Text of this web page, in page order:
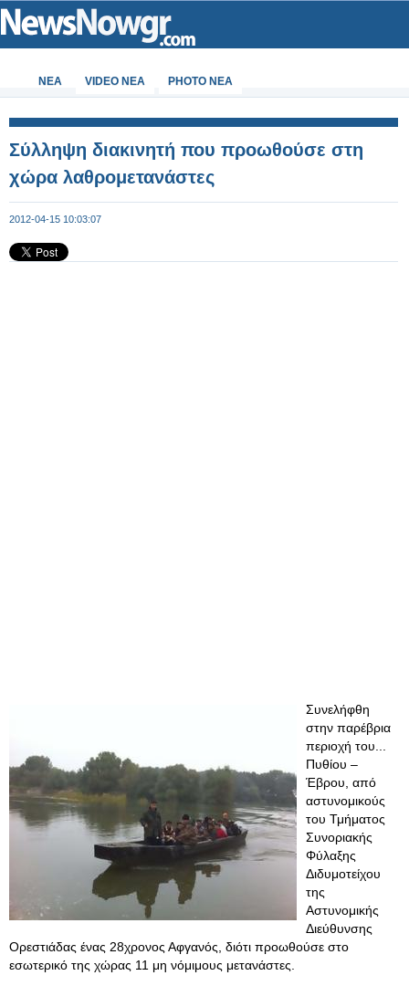
ΝΕΑ VIDEO NEA PHOTO NEA
Σύλληψη διακινητή που προωθούσε στη
χώρα λαθρομετανάστες
2012-04-15 10:03:07
Συνελήφθη
στην παρέβρια
περιοχή του...
Πυθίου –
Έβρου, από
αστυνομικούς
του Τμήματος
Συνοριακής
Φύλαξης
Διδυμοτείχου
της
Αστυνομικής
Διεύθυνσης
Ορεστιάδας ένας 28χρονος Αφγανός, διότι προωθούσε στο
εσωτερικό της χώρας 11 μη νόμιμους μετανάστες.